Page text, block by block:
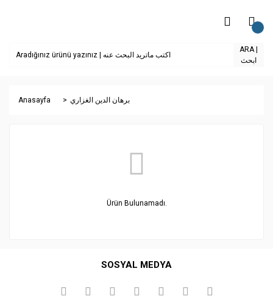
ARA |
ابحث
Anasayfa برهان الدين الغزاري
Ürün Bulunamadı.
SOSYAL MEDYA